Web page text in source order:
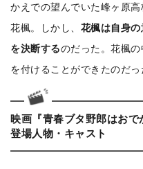
かえでの望んでいた峰ヶ原
花楓。しかし、 花楓は自身
を決断するのだった。花楓
を付けることができたのだっ
映画『青春ブタ野郎はお
登場人物・キャスト